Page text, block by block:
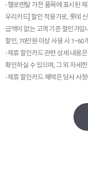
-헬로렌탈 가전 품목에 표시된
우리카드] 할인 적용가로, 롯데
금액이 없는 고객 기준 할인가
할인, 70만원 이상 사용 시 1~60
-제휴 할인카드 관련 상세 내용
확인하실 수 있으며, 그 외 자세
-제휴 할인카드 혜택은 당사 사